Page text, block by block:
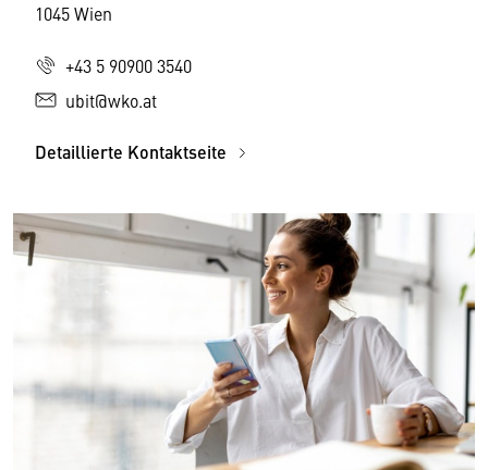
1045 Wien
+43 5 90900 3540
ubit@wko.at
Detaillierte Kontaktseite